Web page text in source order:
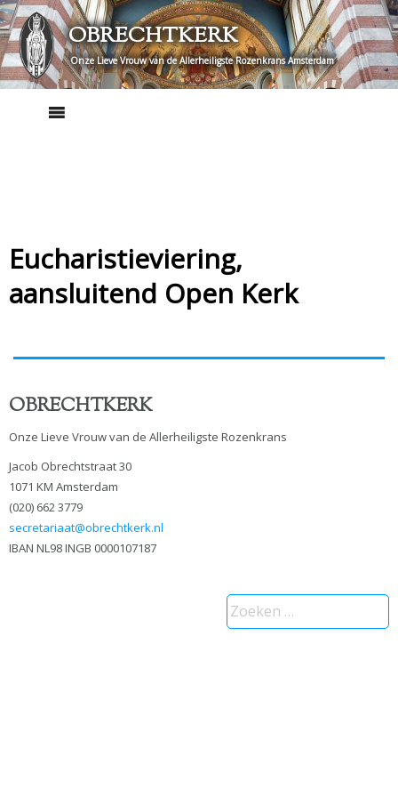
Skip
to
content
OBRECHTKERK
Onze Lieve Vrouw van de Allerheiligste Rozenkrans Amsterdam
Eucharistieviering,
aansluitend Open Kerk
OBRECHTKERK
Onze Lieve Vrouw van de Allerheiligste Rozenkrans
Jacob Obrechtstraat 30
1071 KM Amsterdam
(020) 662 3779
secretariaat@obrechtkerk.nl
IBAN NL98 INGB 0000107187
Zoeken
naar: